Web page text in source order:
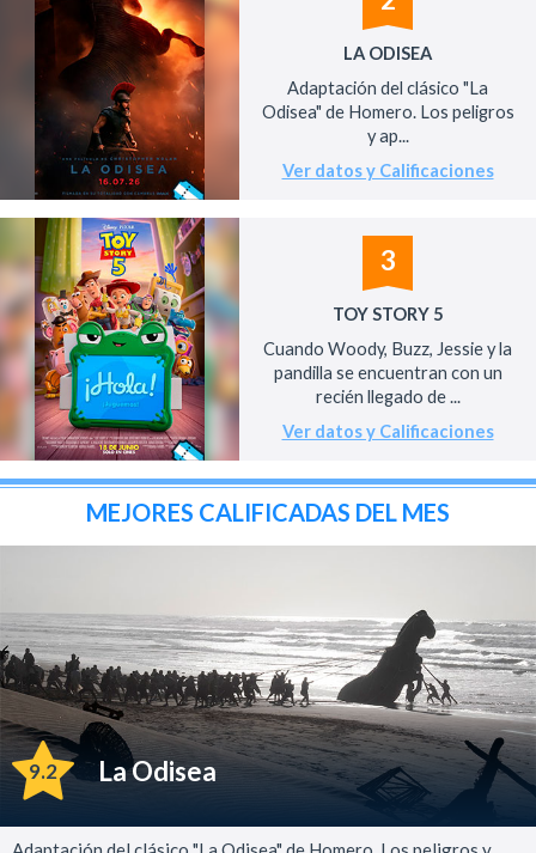
LA ODISEA
Adaptación del clásico "La
Odisea" de Homero. Los peligros
y ap...
Ver datos y Calificaciones
3
TOY STORY 5
Cuando Woody, Buzz, Jessie y la
pandilla se encuentran con un
recién llegado de ...
Ver datos y Calificaciones
MEJORES CALIFICADAS DEL MES
9.2 La Odisea